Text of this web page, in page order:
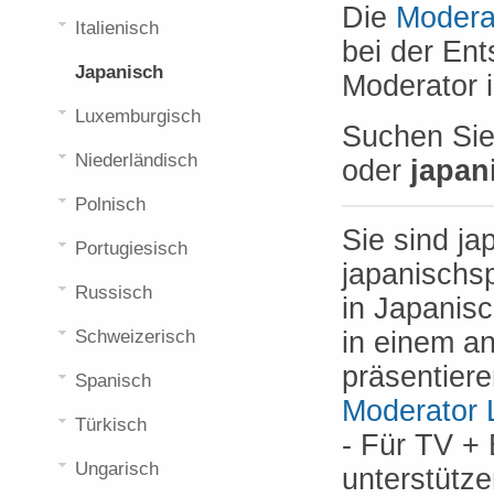
Die
bei der
Moderator
Suchen
oder
Sie sind
in
in einem
Moderator
- Für TV +
Italienisch
Japanisch
Luxemburgisch
Niederländisch
Polnisch
Portugiesisch
Russisch
Schweizerisch
Spanisch
Türkisch
Ungarisch